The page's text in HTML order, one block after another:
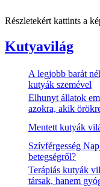
Részletekért kattints a
Kutyavilág
A legjobb barát
kutyák szemével
Elhunyt állatok
azokra, akik
Mentett kutyák
Szívférgesség
betegségről?
Terápiás kutyák
társak, hanem